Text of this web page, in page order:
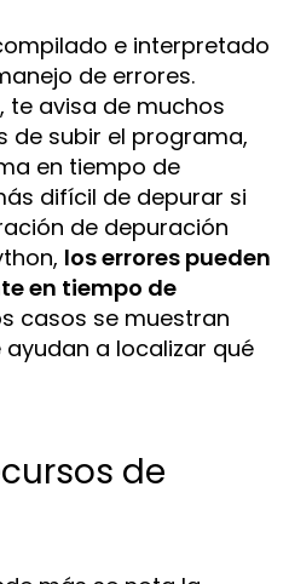
e interpretado
de errores.
te avisa de muchos
de subir el programa,
en tiempo de
difícil de depurar si
de depuración
los errores pueden
en tiempo de
casos se muestran
a localizar qué
de